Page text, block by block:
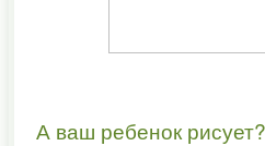
А ваш ребенок рисует?